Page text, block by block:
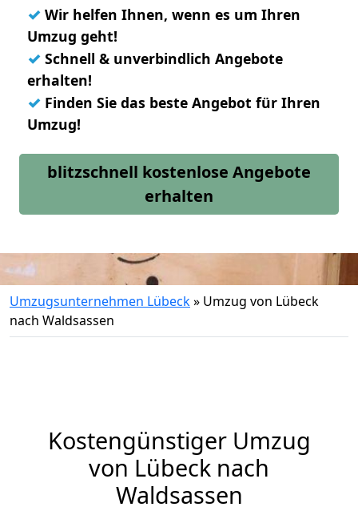
✓ Wir helfen Ihnen, wenn es um Ihren
Umzug geht!
✓ Schnell & unverbindlich Angebote
erhalten!
✓ Finden Sie das beste Angebot für Ihren
Umzug!
blitzschnell kostenlose Angebote
erhalten
Umzugsunternehmen Lübeck» Umzug von Lübeck
nach Waldsassen
Kostengünstiger Umzug
von Lübeck nach
Waldsassen